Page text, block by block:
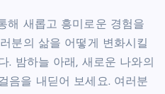
해 새롭고 흥미로운 경험을
분의 삶을 어떻게 변화시킬
. 밤하늘 아래, 새로운 나와의
음을 내딛어 보세요. 여러분